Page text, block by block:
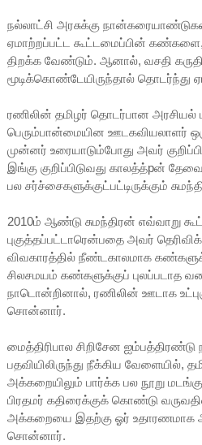
நல்லாட்சி அரசுக்கு
ஏமாற்றப்பட்ட கூட்டமைப்பின்
திறக்க வேண்டும். ஆனால், வசதி
மூடிக்கொண்டேயிருந்தால் தொடர்ந்து
ரணிலின் தமிழர் தொடர்பான அரசியல்
பெரும்பான்மையின ஊடகவியலாளர்
முன்னர் உரையாடும்போது அவர்
இங்கு குறிப்பிடுவது காலத்த்pன்
பல சர்ச்சைகளுக்குட்பட்டிருக்கும்
2010ம் ஆண்டு சுமந்திரன் எவ்வாறு
புகுத்தப்பட்டாரென்பதை அவர்
விவகாரத்தில் நீண்டகாலமாக
சிலசமயம் கண்களுக்குப் புலப்படாத
நாடொன்றினால், ரணிலின் ஊடாக
சொன்னார்.
மைத்திரிபால சிறிசேன
பதவியிலிருந்து நீக்கிய வேளையில்,
அக்கறையிலும் பார்க்க பல நூறு
பிரதமர் கதிரைக்குக் கொண்டு
அக்கறையை இதற்கு ஓர் உதாரணமாக
சொன்னார்.